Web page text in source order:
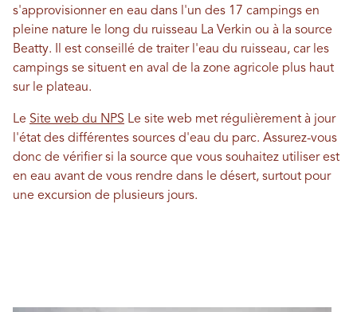
s'approvisionner en eau dans l'un des 17 campings en
pleine nature le long du ruisseau La Verkin ou à la source
Beatty. Il est conseillé de traiter l'eau du ruisseau, car les
campings se situent en aval de la zone agricole plus haut
sur le plateau.
Le Site web du NPS Le site web met régulièrement à jour
l'état des différentes sources d'eau du parc. Assurez-vous
donc de vérifier si la source que vous souhaitez utiliser est
en eau avant de vous rendre dans le désert, surtout pour
une excursion de plusieurs jours.